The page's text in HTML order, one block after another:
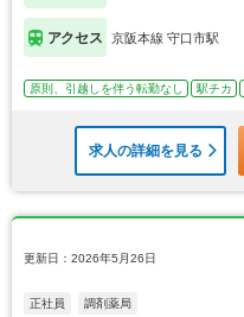
アクセス 京阪本線 守口市駅
原則、引越しを伴う転勤なし 駅チカ
求人の詳細を見る
更新日：2026年5月26日
正社員 調剤薬局